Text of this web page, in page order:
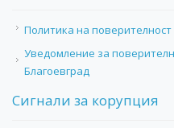
Политика на поверителност
Уведомление за
Благоевград
Сигнали за корупция